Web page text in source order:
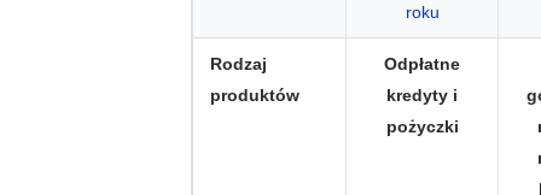
roku
Rodzaj
produktów
Odpłatne
kredyty i
pożyczki